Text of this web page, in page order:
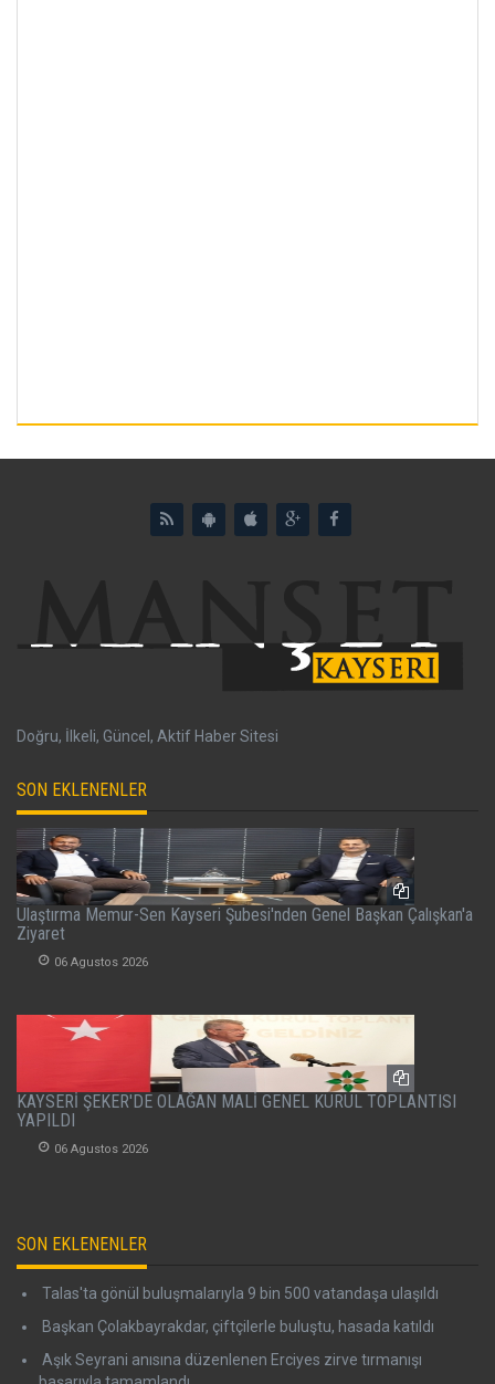
Doğru, İlkeli, Güncel, Aktif Haber Sitesi
SON EKLENENLER
Ulaştırma Memur-Sen Kayseri Şubesi'nden Genel Başkan Çalışkan'a
Ziyaret
06 Agustos 2026
KAYSERİ ŞEKER'DE OLAĞAN MALİ GENEL KURUL TOPLANTISI
YAPILDI
06 Agustos 2026
SON EKLENENLER
Talas'ta gönül buluşmalarıyla 9 bin 500 vatandaşa ulaşıldı
Başkan Çolakbayrakdar, çiftçilerle buluştu, hasada katıldı
Aşık Seyrani anısına düzenlenen Erciyes zirve tırmanışı